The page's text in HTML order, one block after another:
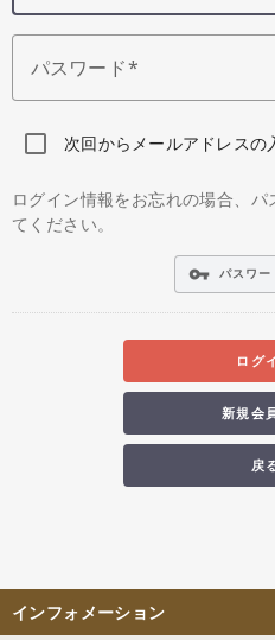
パスワード
次回からメールアドレスの
ログイン情報をお忘れの場合、
てください。
vpn_key パスワー
ログ
新規会
戻
インフォメーション